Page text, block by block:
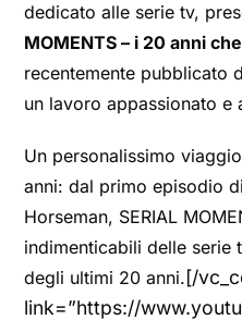
dedicato alle serie tv,
MOMENTS – i 20 anni
recentemente pubblicato
un lavoro appassionato e
Un personalissimo
anni: dal primo episodio
Horseman, SERIAL
indimenticabili delle serie
degli ultimi 20 anni.[/
link=”https://